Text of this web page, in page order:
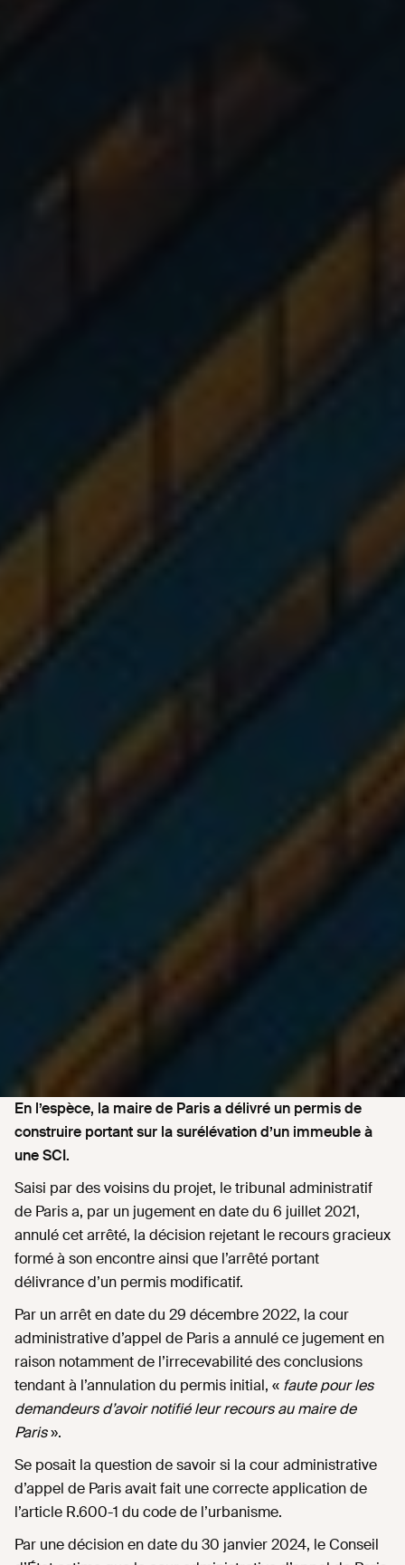
En l’espèce, la maire de Paris a délivré un permis de
construire portant sur la surélévation d’un immeuble à
une SCI.
Saisi par des voisins du projet, le tribunal administratif
de Paris a, par un jugement en date du 6 juillet 2021,
annulé cet arrêté, la décision rejetant le recours gracieux
formé à son encontre ainsi que l’arrêté portant
délivrance d’un permis modificatif.
Par un arrêt en date du 29 décembre 2022, la cour
administrative d’appel de Paris a annulé ce jugement en
raison notamment de l’irrecevabilité des conclusions
tendant à l’annulation du permis initial, « faute pour les
demandeurs d’avoir notifié leur recours au maire de
Paris».
Se posait la question de savoir si la cour administrative
d’appel de Paris avait fait une correcte application de
l’article R.600-1 du code de l’urbanisme.
Par une décision en date du 30 janvier 2024, le Conseil